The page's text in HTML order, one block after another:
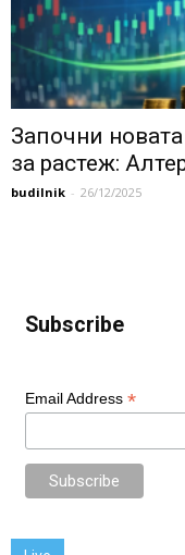
Започни
за растеж:
budilnik - 26/12/2025
Subscribe
Email Address *